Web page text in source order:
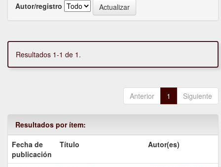
Autor/registro
Resultados 1-1 de 1.
Anterior 1 Siguiente
Resultados por ítem:
Fecha de
publicación
Título Autor(es)